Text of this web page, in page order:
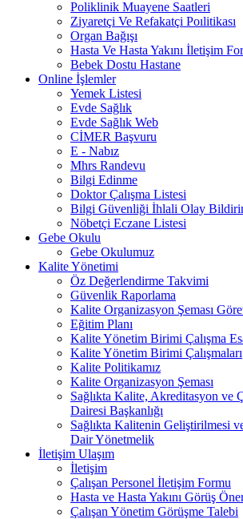
Poliklinik Muayene Saatleri
Ziyaretçi Ve Refakatçi Poılitikası
Organ Bağışı
Hasta Ve Hasta Yakını İletişim
Bebek Dostu Hastane
Online İşlemler
Yemek Listesi
Evde Sağlık
Evde Sağlık Web
CİMER Başvuru
E - Nabız
Mhrs Randevu
Bilgi Edinme
Doktor Çalışma Listesi
Bilgi Güvenliği İhlali Olay
Nöbetçi Eczane Listesi
Gebe Okulu
Gebe Okulumuz
Kalite Yönetimi
Öz Değerlendirme Takvimi
Güvenlik Raporlama
Kalite Organizasyon Şeması
Eğitim Planı
Kalite Yönetim Birimi Çalışma
Kalite Yönetim Birimi Çalışmaları
Kalite Politikamız
Kalite Organizasyon Şeması
Sağlıkta Kalite, Akreditasyon ve
Dairesi Başkanlığı
Sağlıkta Kalitenin Geliştirilmesi
Dair Yönetmelik
İletişim Ulaşım
İletişim
Çalışan Personel İletişim Formu
Hasta ve Hasta Yakını Görüş
Çalışan Yönetim Görüşme Talebi